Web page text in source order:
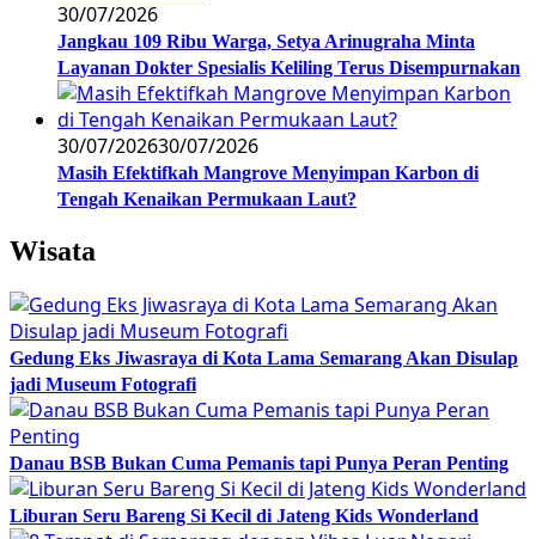
30/07/2026
Jangkau 109 Ribu Warga, Setya Arinugraha Minta
Layanan Dokter Spesialis Keliling Terus Disempurnakan
30/07/202630/07/2026
Masih Efektifkah Mangrove Menyimpan Karbon di
Tengah Kenaikan Permukaan Laut?
Wisata
Gedung Eks Jiwasraya di Kota Lama Semarang Akan Disulap
jadi Museum Fotografi
Danau BSB Bukan Cuma Pemanis tapi Punya Peran Penting
Liburan Seru Bareng Si Kecil di Jateng Kids Wonderland